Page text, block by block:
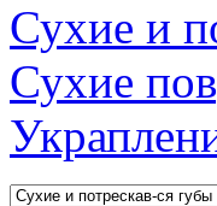
Сухие и
Сухие